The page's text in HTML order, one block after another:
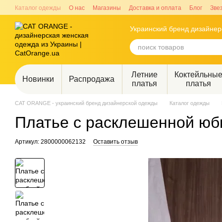
Перейти к основному контенту
Каталог одежды О нас Магазины Доставка и оплата Блог
Украинский бренд
Новинки Распродажа
Летние
платья
платья
CAT ORANGE - украинский бренд дизайнерской одежды Каталог одежды
Платье с расклешенной
Артикул: 2800000062132 Оставить отзыв